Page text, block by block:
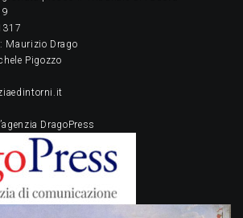
Maurizio Drago
Pigozzo
DragoPress